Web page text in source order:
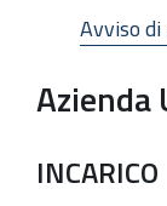
Avviso
Azienda
INCARICO